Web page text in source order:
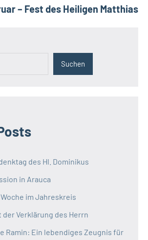
– Fest des Heiligen Matthias
Suchen
des Hl. Dominikus
in Arauca
im Jahreskreis
der Verklärung des Herrn
Ramin: Ein lebendiges Zeugnis für